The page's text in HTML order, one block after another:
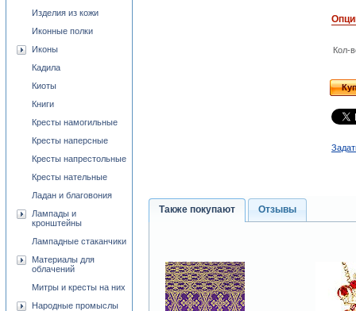
Кол-
Также покупают Отзывы
Изделия из кожи
Иконные полки
Иконы
Кадила
Киоты
Книги
Кресты намогильные
Кресты наперсные
Кресты напрестольные
Кресты нательные
Ладан и благовония
Лампады и
кронштейны
Лампадные стаканчики
Материалы для
облачений
Митры и кресты на них
Народные промыслы